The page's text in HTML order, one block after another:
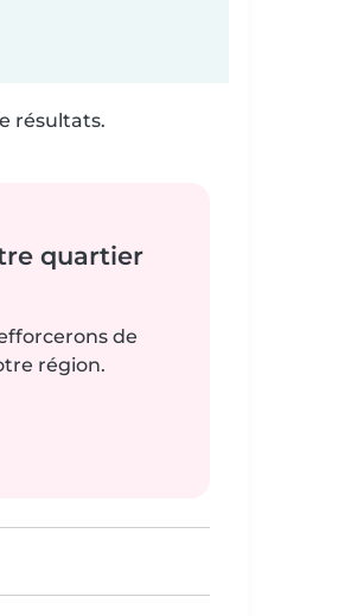
résultats.
quartier
de
région.